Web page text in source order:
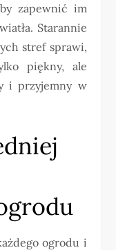
zapewnić im
Starannie
stref sprawi,
piękny, ale
i przyjemny w
ogrodu i